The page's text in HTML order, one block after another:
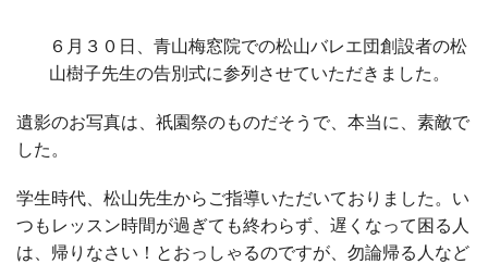
６月３０日、青山梅窓院での松山バレエ団創設者の松
山樹子先生の告別式に参列させていただきました。
遺影のお写真は、祇園祭のものだそうで、本当に、素敵で
した。
学生時代、松山先生からご指導いただいておりました。い
つもレッスン時間が過ぎても終わらず、遅くなって困る人
は、帰りなさい！とおっしゃるのですが、勿論帰る人など